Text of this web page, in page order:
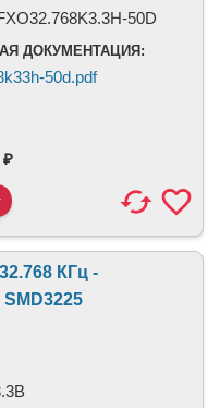
50D
ДОКУМЕНТАЦИЯ:
50d.pdf
₽
КГц -